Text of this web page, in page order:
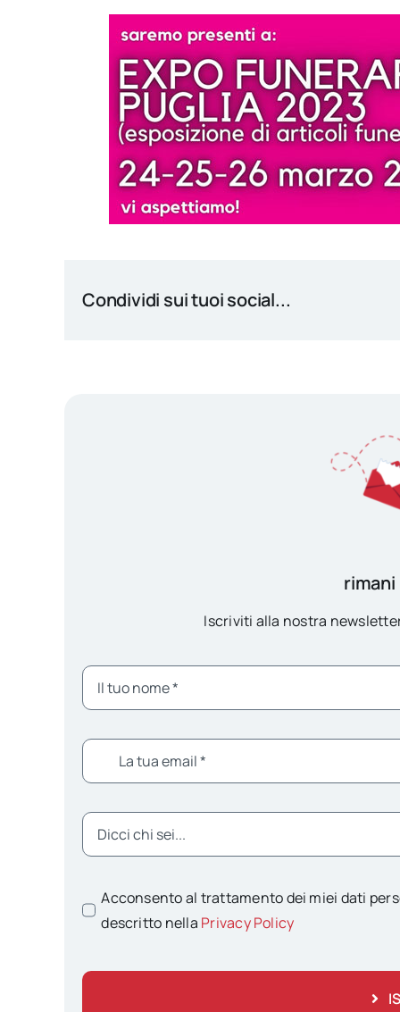
Condividi sui tuoi social...
Iscriviti alla nostra
Acconsento al trattamento dei miei dati
descritto nella Privacy Policy